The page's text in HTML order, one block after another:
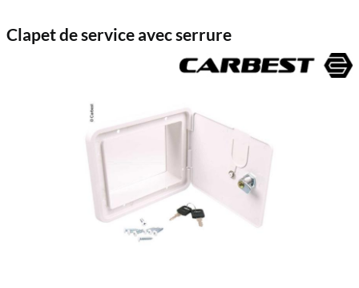
Clapet de service avec serrure